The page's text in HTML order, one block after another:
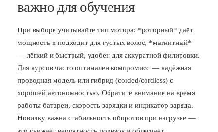
важно для обучения
При выборе учитывайте тип мотора: *роторный* даёт
мощность и подходит для густых волос, *магнитный*
— лёгкий и быстрый, удобен для аккуратной филировки.
Для курсов часто оптимален компромисс — надёжная
проводная модель или гибрид (corded/cordless) с
хорошей автономностью. Обратите внимание на время
работы батареи, скорость зарядки и индикатор заряда.
Новичку важна стабильность оборотов при нагрузке —